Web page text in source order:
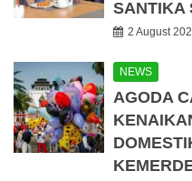
SANTIKA
2 August
NEWS
AGODA